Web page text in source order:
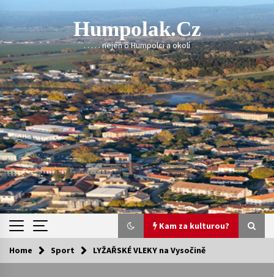
content
Humpolak.cz
. . . . . nejen o Humpolci a okolí
Kam za kulturou?
Kam za kulturou?
Home Sport LYŽAŘSKÉ VLEKY na Vysočině